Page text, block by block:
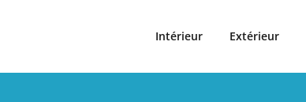
Intérieur Extérieur